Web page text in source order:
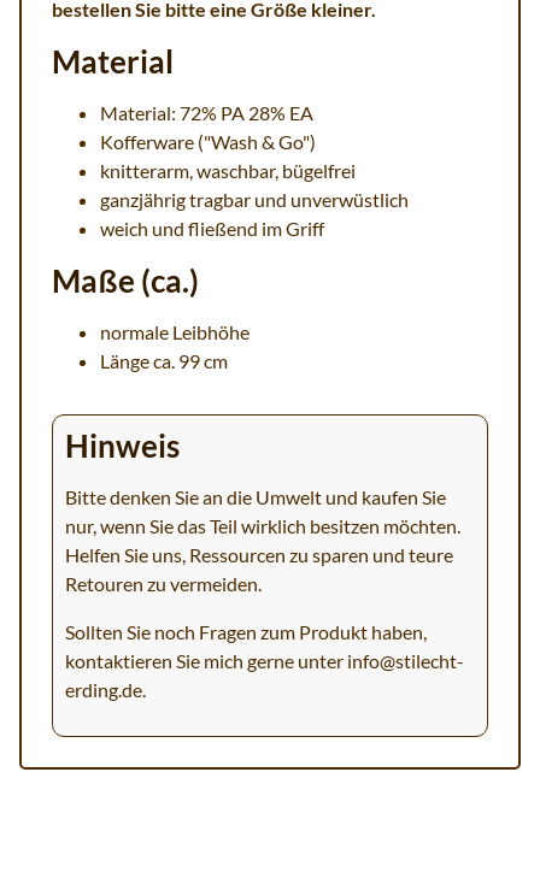
bestellen Sie bitte eine Größe kleiner.
Material
Material: 72% PA 28% EA
Kofferware ("Wash & Go")
knitterarm, waschbar, bügelfrei
ganzjährig tragbar und unverwüstlich
weich und fließend im Griff
Maße (ca.)
normale Leibhöhe
Länge ca. 99 cm
Hinweis
Bitte denken Sie an die Umwelt und kaufen Sie
nur, wenn Sie das Teil wirklich besitzen möchten.
Helfen Sie uns, Ressourcen zu sparen und teure
Retouren zu vermeiden.
Sollten Sie noch Fragen zum Produkt haben,
kontaktieren Sie mich gerne unter info@stilecht-
erding.de.